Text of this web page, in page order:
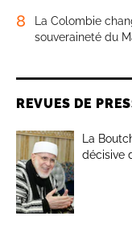
8
La Colombie
souveraineté du
REVUES DE
La
décisive